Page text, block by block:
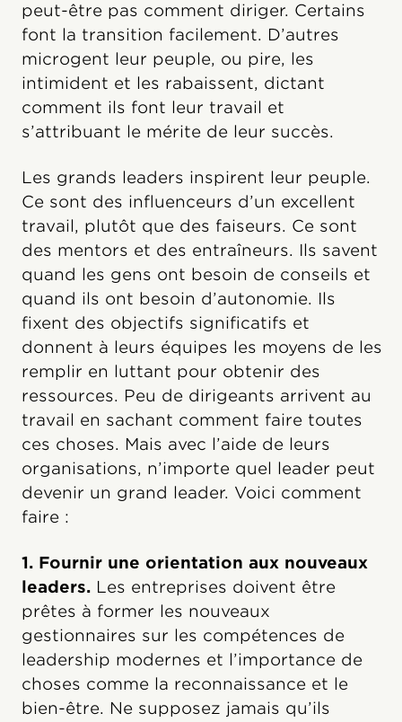
peut-être pas comment diriger. Certains
font la transition facilement. D’autres
microgent leur peuple, ou pire, les
intimident et les rabaissent, dictant
comment ils font leur travail et
s’attribuant le mérite de leur succès.
Les grands leaders inspirent leur peuple.
Ce sont des influenceurs d’un excellent
travail, plutôt que des faiseurs. Ce sont
des mentors et des entraîneurs. Ils savent
quand les gens ont besoin de conseils et
quand ils ont besoin d’autonomie. Ils
fixent des objectifs significatifs et
donnent à leurs équipes les moyens de les
remplir en luttant pour obtenir des
ressources. Peu de dirigeants arrivent au
travail en sachant comment faire toutes
ces choses. Mais avec l’aide de leurs
organisations, n’importe quel leader peut
devenir un grand leader. Voici comment
faire :
1. Fournir une orientation aux nouveaux
leaders. Les entreprises doivent être
prêtes à former les nouveaux
gestionnaires sur les compétences de
leadership modernes et l’importance de
choses comme la reconnaissance et le
bien-être. Ne supposez jamais qu’ils